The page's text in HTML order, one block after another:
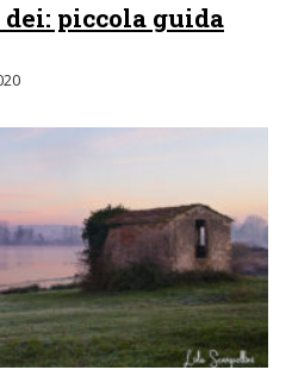
piccola guida